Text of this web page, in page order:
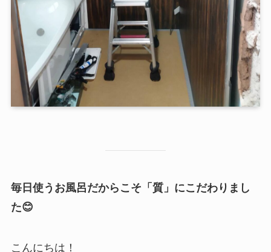
毎日使うお風呂だからこそ「質」にこだわりまし
た😊
こんにちは！